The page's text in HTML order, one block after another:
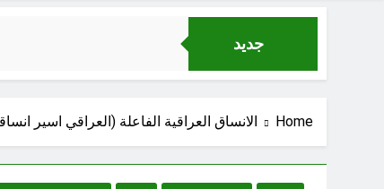
جديد
Home الانساق العراقية الفاعلة (العراقي اسير